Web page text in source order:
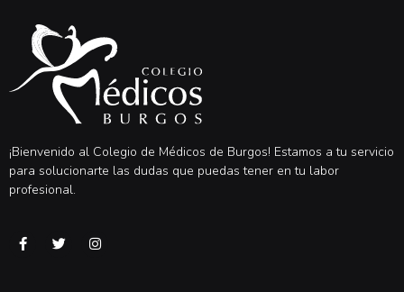
¡Bienvenido al Colegio de Médicos de Burgos! Estamos a tu servicio
para solucionarte las dudas que puedas tener en tu labor
profesional.